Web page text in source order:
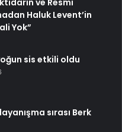
Haluk Levent’in
Yok”
sis etkili oldu
sırası Berk